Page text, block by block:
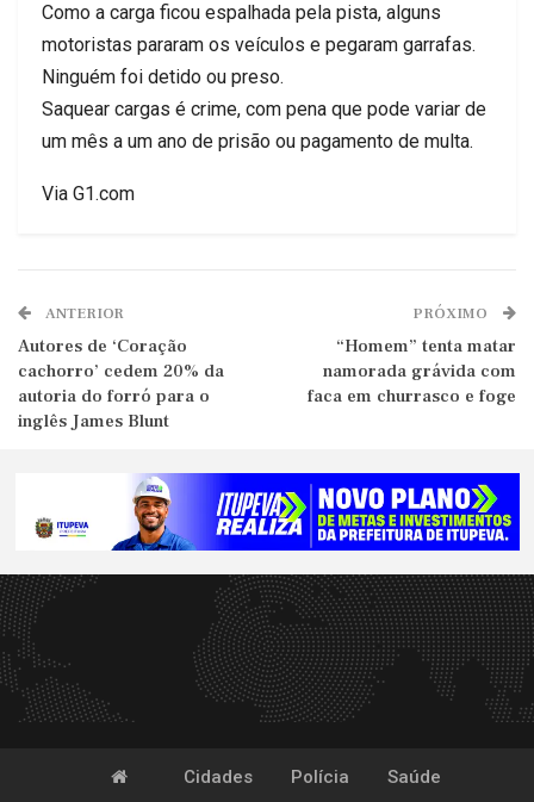
Como a carga ficou espalhada pela pista, alguns
motoristas pararam os veículos e pegaram garrafas.
Ninguém foi detido ou preso.
Saquear cargas é crime, com pena que pode variar de
um mês a um ano de prisão ou pagamento de multa.
Via G1.com
ANTERIOR
Autores de ‘Coração
cachorro’ cedem 20% da
autoria do forró para o
inglês James Blunt
PRÓXIMO
“Homem” tenta matar
namorada grávida com
faca em churrasco e foge
Cidades Polícia Saúde